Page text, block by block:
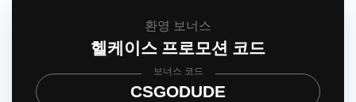
환영 보너스
헬케이스 프로모션 코드
CSGODUDE
보너스 코드